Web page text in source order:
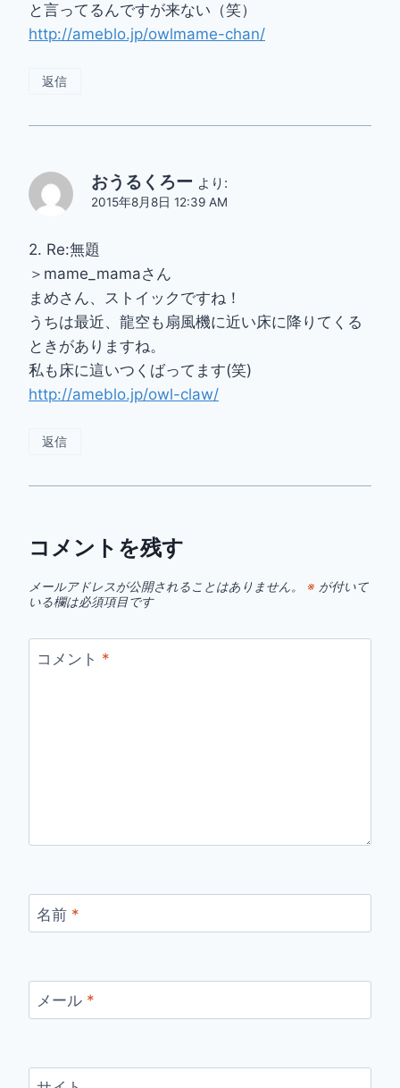
と言ってるんですが来ない（笑）
http://ameblo.jp/owlmame-chan/
返信
おうるくろー より:
2015年8月8日 12:39 AM
2. Re:無題
＞mame_mamaさん
まめさん、ストイックですね！
うちは最近、龍空も扇風機に近い床に降りてくる
ときがありますね。
私も床に這いつくばってます(笑)
http://ameblo.jp/owl-claw/
返信
コメントを残す
メールアドレスが公開されることはありません。 ※ が付いて
いる欄は必須項目です
コメント *
名前 *
メール *